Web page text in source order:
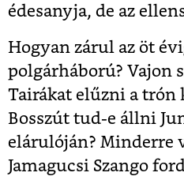
édesanyja, de az
Hogyan zárul az öt
polgárháború? Vajon
Tairákat elűzni a trón
Bosszút tud-e állni
elárulóján? Minderre
Jamagucsi Szango